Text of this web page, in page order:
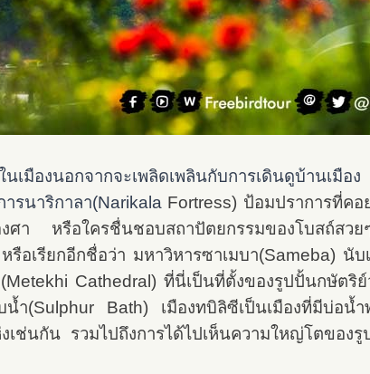
นเมืองนอกจากจะเพลิดเพลินกับการเดินดูบ้านเมื
รนาริกาลา(Narikala Fortress) ป้อมปราการที่คอ
หรือใครชื่นชอบสถาปัตยกรรมของโบสถ์สวย
หรือเรียกอีกชื่อว่า มหาวิหารซาเมบา(Sameba) นั
(Metekhi Cathedral) ที่นี่เป็นที่ตั้งของรูปปั้นกษัต
(Sulphur Bath) เมืองทบิลิซีเป็นเมืองที่มีบ่อน้ำ
เช่นกัน รวมไปถึงการได้ไปเห็นความใหญ่โตข